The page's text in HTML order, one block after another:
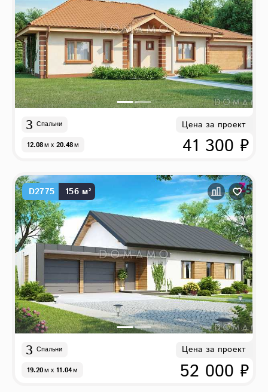
3 Спальни
12.08м x 20.48м
Цена за проект
41 300 ₽
D2775 156 м²
3 Спальни
19.20м x 11.04м
Цена за проект
52 000 ₽